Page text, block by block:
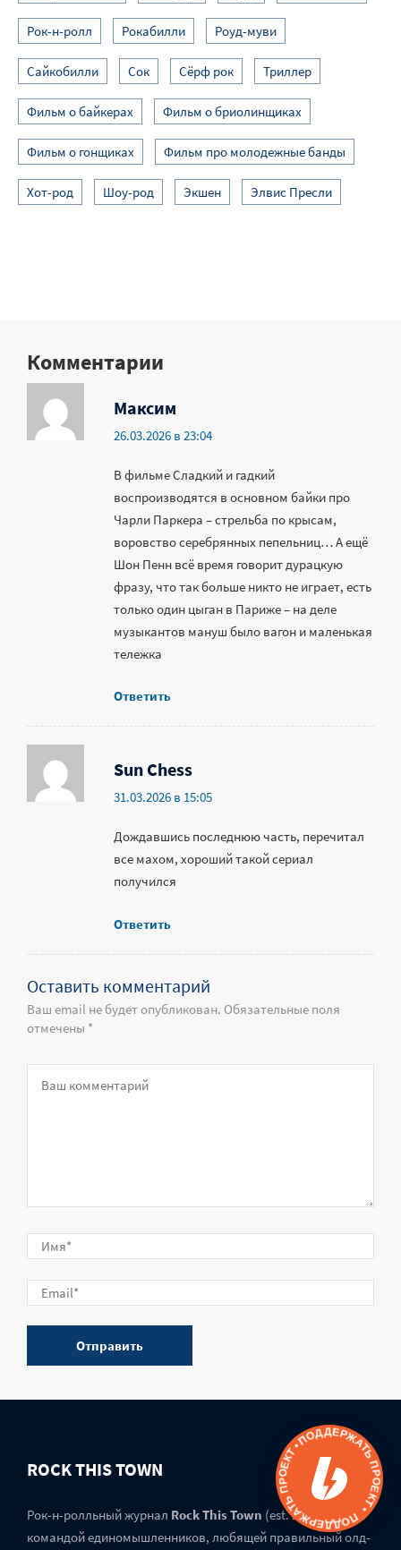
Рок-н-ролл Рокабилли Роуд-муви
Сайкобилли Сок Сёрф рок Триллер
Фильм о байкерах Фильм о бриолинщиках
Фильм о гонщиках Фильм про молодежные банды
Хот-род Шоу-род Экшен Элвис Пресли
Комментарии
Максим
26.03.2026 в 23:04
В фильме Сладкий и гадкий
воспроизводятся в основном байки про
Чарли Паркера – стрельба по крысам,
воровство серебрянных пепельниц… А ещё
Шон Пенн всё время говорит дурацкую
фразу, что так больше никто не играет, есть
только один цыган в Париже – на деле
музыкантов мануш было вагон и маленькая
тележка
Ответить
Sun Chess
31.03.2026 в 15:05
Дождавшись последнюю часть, перечитал
все махом, хороший такой сериал
получился
Ответить
Оставить комментарий
Ваш email не будет опубликован. Обязательные поля
отмечены *
ROCK THIS TOWN
Рок-н-ролльный журнал Rock This Town (est. 2018) создан
командой единомышленников, любящей правильный олд-
ПОДДЕРЖАТЬ ПРОЕКТ • ПОДДЕРЖАТЬ ПРОЕКТ •